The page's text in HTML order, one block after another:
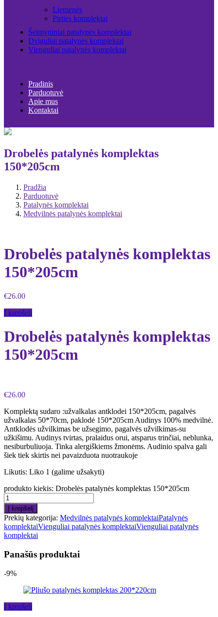
Liemenės
Pirties komplektai
Šeimyniniai patalynės komplektai
Dviguliai patalynės komplektai
Vienguliai patalynės komplektai
Pradinis
Parduotuvė
Apie mus
Kontaktai
Drobelės patalynės komplektas
150*205cm
Pradžia
Parduotuvė
Patalynės komplektai
Medvilnės patalynės komplektai
Drobelės patalynės komplektas
150*205cm
€26.00
Į krepšelį
Drobelės patalynės komplektas
150*205cm
€26.00
Komplektą sudaro :užvalkalas antklodei 150*205cm, pagalvės
užvalkalas 50*70cm, paklodė 150*205cm Audinys 100% medvilnė.
Antklodės užvilkimas be užsegimo, pagalvės užvilkimas-su
užkišimu. Audinys tvirtas, pralaidus orui, atsparus trinčiai, neblunka,
nesiburbuliuoja. Tinka alergiškiems žmonėms. Audinio spalva gali
šiek tiek skirtis nei pavaizduota nuotraukoje
Likutis: Liko 1 (galime užsakyti)
produkto kiekis: Drobelės patalynės komplektas 150*205cm
Į krepšelį
Prekių kategorija: Medvilnės patalynės komplektaiPatalynės
komplektaiVienguliai patalynės komplektaiVienguliai patalynės
komplektai
Panašūs produktai
-9%
Į krepšelį